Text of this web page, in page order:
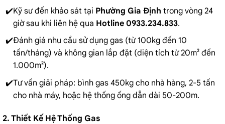
Kỹ sư đến khảo sát tại Phường Gia Định trong vòng 24
giờ sau khi liên hệ qua Hotline 0933.234.833.
Đánh giá nhu cầu sử dụng gas (từ 100kg đến 10
tấn/tháng) và không gian lắp đặt (diện tích từ 20m² đến
1.000m²).
Tư vấn giải pháp: bình gas 450kg cho nhà hàng, 2-5 tấn
cho nhà máy, hoặc hệ thống ống dẫn dài 50-200m.
2. Thiết Kế Hệ Thống Gas